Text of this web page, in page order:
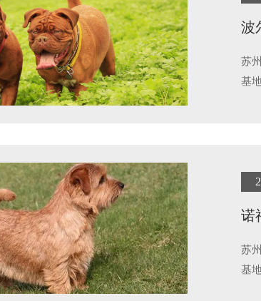
波
苏
基
诺
苏
基